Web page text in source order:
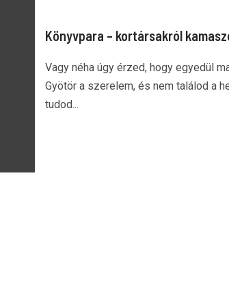
Könyvpara – kortársakról
Vagy néha úgy érzed, hogy egyedül
Gyötör a szerelem, és nem találod a
tudod...